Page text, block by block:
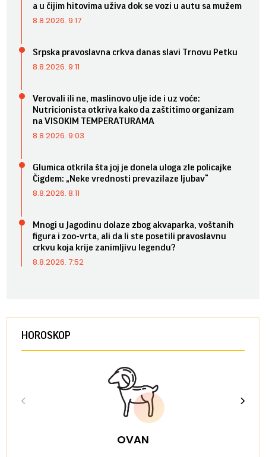
a u čijim hitovima uživa dok se vozi u autu sa mužem
8.8.2026. 9:17
Srpska pravoslavna crkva danas slavi Trnovu Petku
8.8.2026. 9:11
Verovali ili ne, maslinovo ulje ide i uz voće:
Nutricionista otkriva kako da zaštitimo organizam
na VISOKIM TEMPERATURAMA
8.8.2026. 9:03
Glumica otkrila šta joj je donela uloga zle policajke
Čigdem: „Neke vrednosti prevazilaze ljubav“
8.8.2026. 8:11
Mnogi u Jagodinu dolaze zbog akvaparka, voštanih
figura i zoo-vrta, ali da li ste posetili pravoslavnu
crkvu koja krije zanimljivu legendu?
8.8.2026. 7:52
HOROSKOP
OVAN